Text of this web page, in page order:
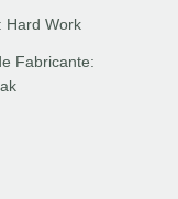
Hard Work
Fabricante: